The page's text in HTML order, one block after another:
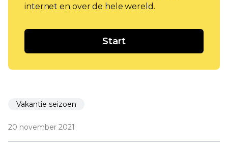
internet en over de hele wereld.
Start
Vakantie seizoen
20 november 2021